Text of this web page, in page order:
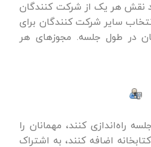
نقش هر یک از شرکت کنندگان
سایر شرکت کنندگان برای
در طول جلسه. مجوزهای هر
راه‌اندازی کنند، مهمانان را
اضافه کنند، به اشتراک